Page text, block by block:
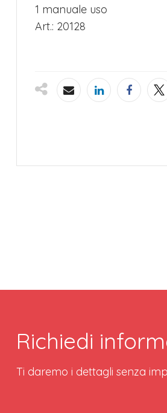
1 manuale uso
Art.: 20128
Richiedi
Ti daremo i dettagli senza